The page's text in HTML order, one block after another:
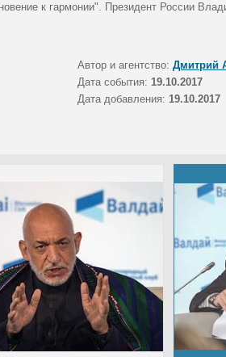
к гармонии". Президент России
Автор и агентство: Дмитрий
Дата события: 19.10.2017
Дата добавления: 19.10.2017